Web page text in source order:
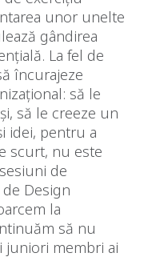
unor unelte
gândirea
La fel de
încurajeze
să le
să le creeze un
idei, pentru a
scurt, nu este
de
Design
la
să nu
juniori membri ai